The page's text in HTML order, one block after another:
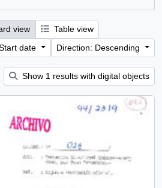
view
Table view
date
Direction: Descending
Show 1 results with digital objects